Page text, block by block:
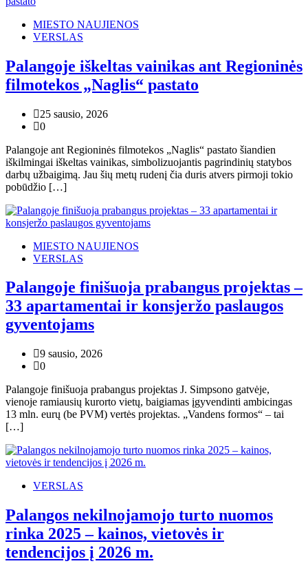
MIESTO NAUJIENOS
VERSLAS
Palangoje iškeltas vainikas ant Regioninės
filmotekos „Naglis“ pastato
25 sausio, 2026
0
Palangoje ant Regioninės filmotekos „Naglis“ pastato šiandien
iškilmingai iškeltas vainikas, simbolizuojantis pagrindinių statybos
darbų užbaigimą. Jau šių metų rudenį čia duris atvers pirmoji tokio
pobūdžio […]
MIESTO NAUJIENOS
VERSLAS
Palangoje finišuoja prabangus projektas –
33 apartamentai ir konsjeržo paslaugos
gyventojams
9 sausio, 2026
0
Palangoje finišuoja prabangus projektas J. Simpsono gatvėje,
vienoje ramiausių kurorto vietų, baigiamas įgyvendinti ambicingas
13 mln. eurų (be PVM) vertės projektas. „Vandens formos“ – tai
[…]
VERSLAS
Palangos nekilnojamojo turto nuomos
rinka 2025 – kainos, vietovės ir
tendencijos į 2026 m.